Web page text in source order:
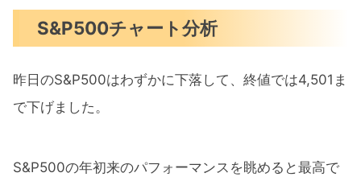
S&P500チャート分析
昨日のS&P500はわずかに下落して、終値では4,501ま
で下げました。
S&P500の年初来のパフォーマンスを眺めると最高で